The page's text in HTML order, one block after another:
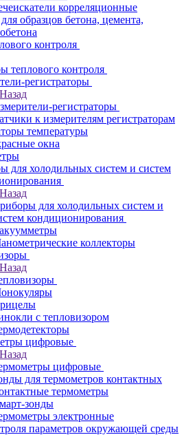
корреляционные
образцов бетона, цемента,
контроля
теплового контроля
регистраторы
Назад
регистраторы
к измерителям регистраторам
температуры
окна
для холодильных систем и систем
Назад
для холодильных систем и
кондиционирования
коллекторы
Назад
с тепловизором
цифровые
Назад
цифровые
для термометров контактных
термометры
зонды
электронные
параметров окружающей среды